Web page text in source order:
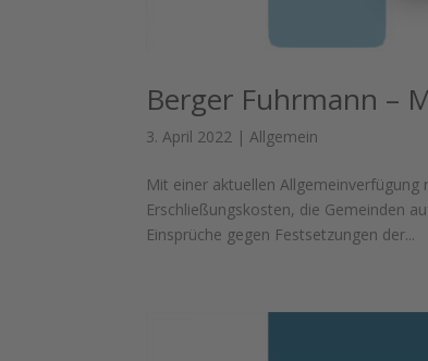
Berger Fuhrmann –
3. April 2022 |Allgemein
Mit einer aktuellen
Erschließungskosten, die Gemeinden
Einsprüche gegen Festsetzungen der...